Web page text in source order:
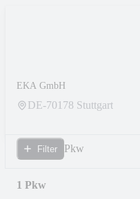
EKA GmbH
DE-70178 Stuttgart
Filter Pkw
1 Pkw